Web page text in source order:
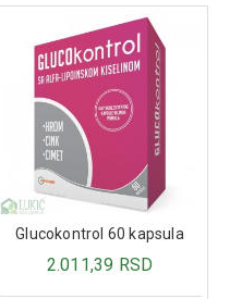
Glucokontrol 60 kapsula
2.011,39 RSD